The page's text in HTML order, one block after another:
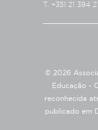
T. +351 21 394
© 2026
Educação -
reconhecida
publicado em